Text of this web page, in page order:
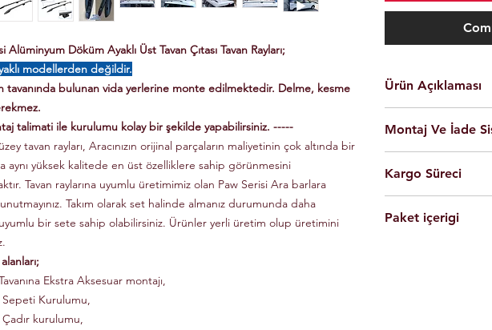
Alüminyum Döküm Ayaklı Üst Tavan Çıtası Tavan Rayları;
modellerden değildir.
tavanında bulunan vida yerlerine monte edilmektedir. Delme, kesme
talimati ile kurulumu kolay bir şekilde yapabilirsiniz. -----
tavan rayları, Aracınızın orijinal parçaların maliyetinin çok altında bir
aynı yüksek kalitede en üst özelliklere sahip görünmesini
Tavan raylarına uyumlu üretimimiz olan Paw Serisi Ara barlara
Takım olarak set halinde almanız durumunda daha
uyumlu bir sete sahip olabilirsiniz. Ürünler yerli üretim olup üretimini
Ekstra Aksesuar montajı,
Sepeti Kurulumu,
Çadır kurulumu,
Ürün Açıklaması
Kolay montaj.
Talimatlar ve
Siyah Ve Gri Renk
Döküm
Yerli üretim.
80 KG yük
Montaj Ve İade
olarak
Ürünleri son
yapabilmesi için
Tüm ürünlerde
Kargo Süreci
Saat 14'ekadar
Paket içerigi